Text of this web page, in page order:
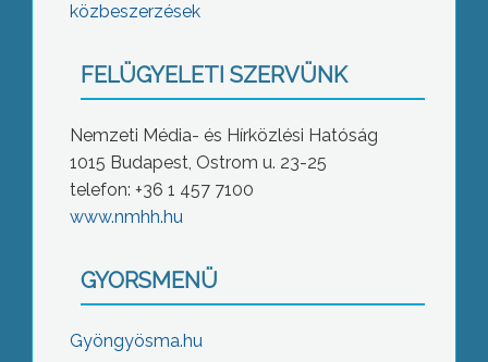
közbeszerzések
FELÜGYELETI SZERVÜNK
Nemzeti Média- és Hírközlési Hatóság
1015 Budapest, Ostrom u. 23-25
telefon: +36 1 457 7100
www.nmhh.hu
GYORSMENÜ
Gyöngyösma.hu